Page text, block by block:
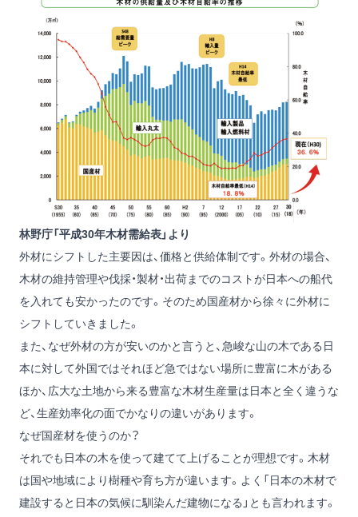
林野庁「平成30年木材需給表」より
外材にシフトした主要因は、価格と供給体制です。外材の場合、
木材の維持管理や伐採・製材・出荷までのコストが日本への船代
を入れても安かったのです。そのため国産材から徐々に外材に
シフトしていきました。
また、なぜ外材の方が安いのかと言うと、急峻な山の木である日
本に対して外国ではそれほど急ではない場所に豊富に木がある
ほか、広大な土地から来る豊富な木材生産量は日本と全く違うな
ど、生産効率化の面でかなりの違いがあります。
なぜ国産材を使うのか？
それでも日本の木を使って建てて上げることが理想です。木材
は国や地域により樹種や育ち方が違います。よく「日本の木材で
建設すると日本の気候に馴染んだ建物になる」とも言われます。